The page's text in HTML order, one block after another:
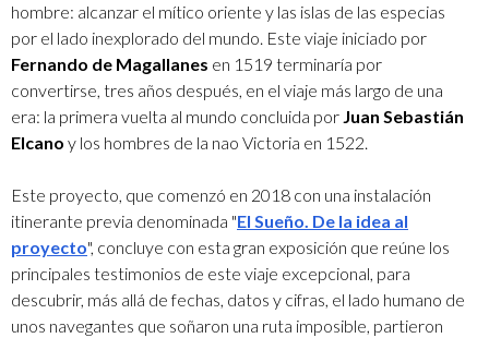
hombre: alcanzar el mítico oriente y las islas de las especias
por el lado inexplorado del mundo. Este viaje iniciado por
Fernando de Magallanes en 1519 terminaría por
convertirse, tres años después, en el viaje más largo de una
era: la primera vuelta al mundo concluida por Juan Sebastián
Elcano y los hombres de la nao Victoria en 1522.
Este proyecto, que comenzó en 2018 con una instalación
itinerante previa denominada "El Sueño. De la idea al
proyecto", concluye con esta gran exposición que reúne los
principales testimonios de este viaje excepcional, para
descubrir, más allá de fechas, datos y cifras, el lado humano de
unos navegantes que soñaron una ruta imposible, partieron